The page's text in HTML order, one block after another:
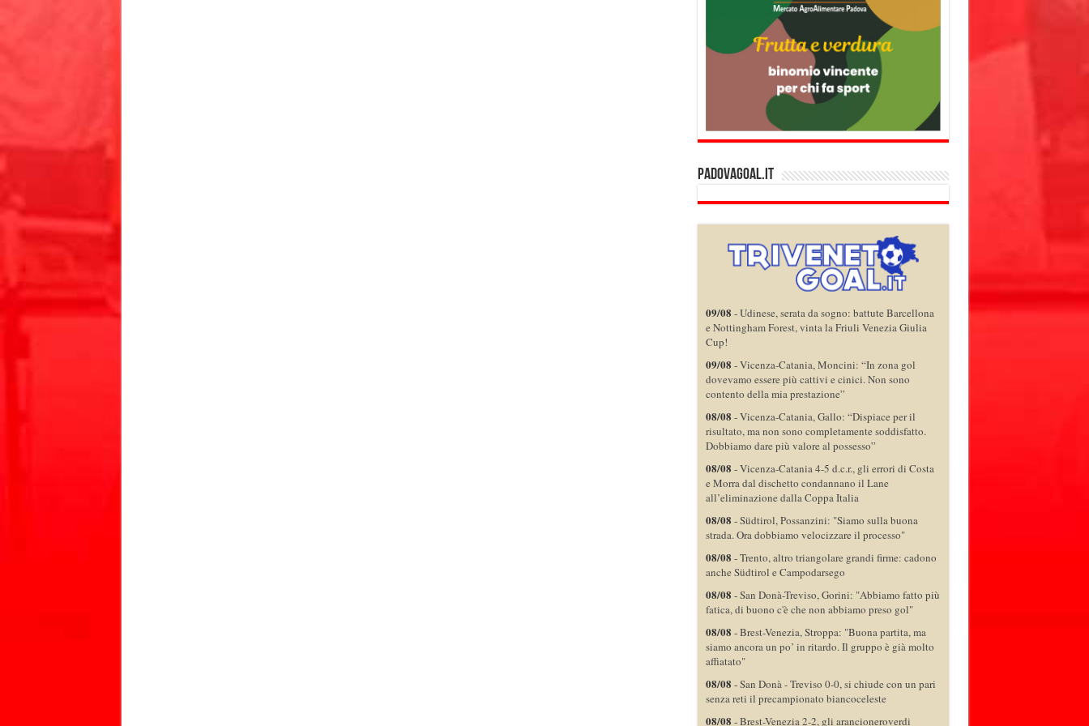
padovagoal.it
09/08 -Udinese, serata da sogno: battute Barcellona
e Nottingham Forest, vinta la Friuli Venezia Giulia
Cup!
09/08 -Vicenza-Catania, Moncini: “In zona gol
dovevamo essere più cattivi e cinici. Non sono
contento della mia prestazione”
08/08 -Vicenza-Catania, Gallo: “Dispiace per il
risultato, ma non sono completamente soddisfatto.
Dobbiamo dare più valore al possesso”
08/08 -Vicenza-Catania 4-5 d.c.r., gli errori di Costa
e Morra dal dischetto condannano il Lane
all’eliminazione dalla Coppa Italia
08/08 -Südtirol, Possanzini: "Siamo sulla buona
strada. Ora dobbiamo velocizzare il processo"
08/08 -Trento, altro triangolare grandi firme: cadono
anche Südtirol e Campodarsego
08/08 -San Donà-Treviso, Gorini: "Abbiamo fatto più
fatica, di buono c'è che non abbiamo preso gol"
08/08 -Brest-Venezia, Stroppa: "Buona partita, ma
siamo ancora un po’ in ritardo. Il gruppo è già molto
affiatato"
08/08 -San Donà - Treviso 0-0, si chiude con un pari
senza reti il precampionato biancoceleste
08/08 -Brest-Venezia 2-2, gli arancioneroverdi